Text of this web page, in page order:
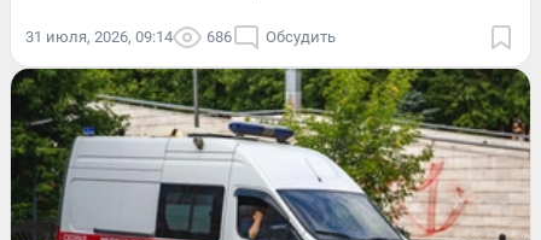
31 июля, 2026, 09:14 686 Обсудить